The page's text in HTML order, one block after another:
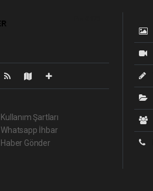
Kullanım Şartları
Whatsapp İhbar
Haber Gönder